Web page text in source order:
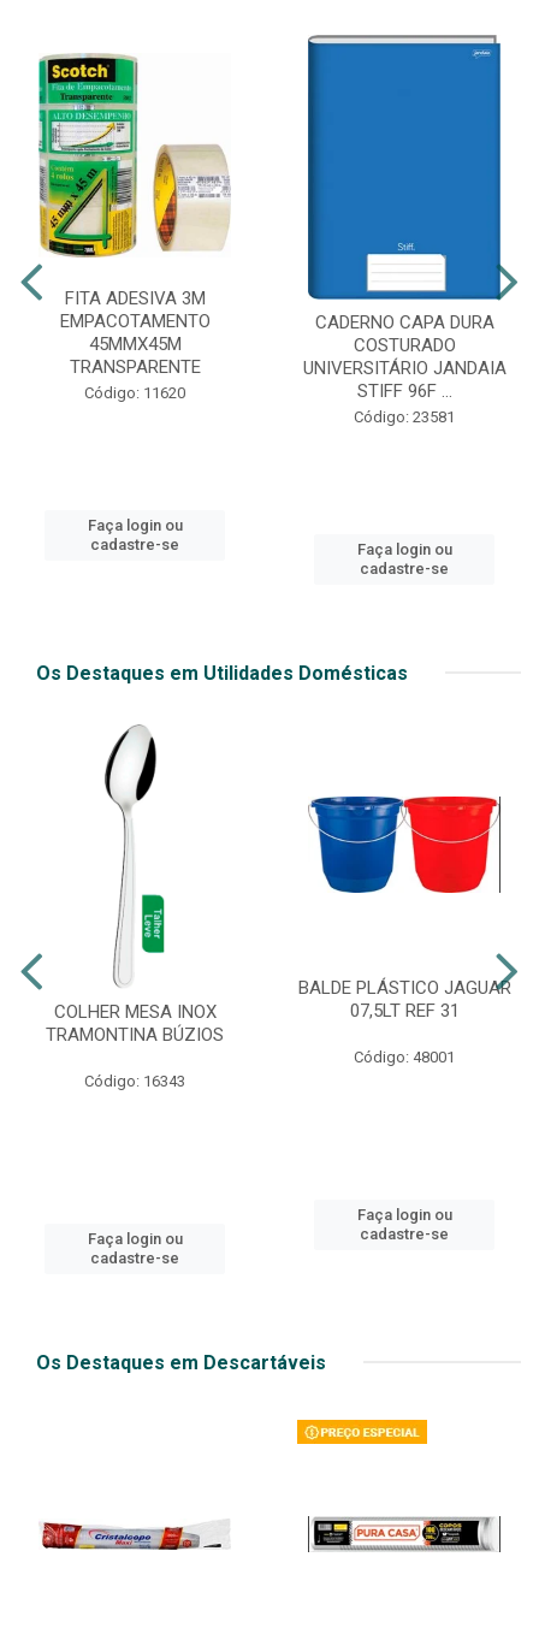
FITA ADESIVA 3M
EMPACOTAMENTO
45MMX45M
TRANSPARENTE
Código: 11620
Faça login ou
cadastre-se
CADERNO CAPA DURA
COSTURADO
UNIVERSITÁRIO JANDAIA
STIFF 96F ...
Código: 23581
Faça login ou
cadastre-se
Os Destaques em Utilidades Domésticas
COLHER MESA INOX
TRAMONTINA BÚZIOS
Código: 16343
Faça login ou
cadastre-se
BALDE PLÁSTICO JAGUAR
07,5LT REF 31
Código: 48001
Faça login ou
cadastre-se
Os Destaques em Descartáveis